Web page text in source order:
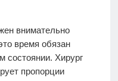
внимательно
время обязан
состоянии. Хирург
пропорции